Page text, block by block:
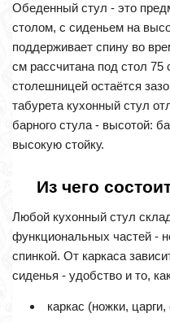
Обеденный стул - это
столом, с сиденьем на
поддерживает спину во
см рассчитана под стол
столешницей остаётся
табурета кухонный стул
барного стула - высотой:
высокую стойку.
Из чего
Любой кухонный стул
функциональных частей -
спинкой. От каркаса
сиденья - удобство и то,
каркас (ножки,